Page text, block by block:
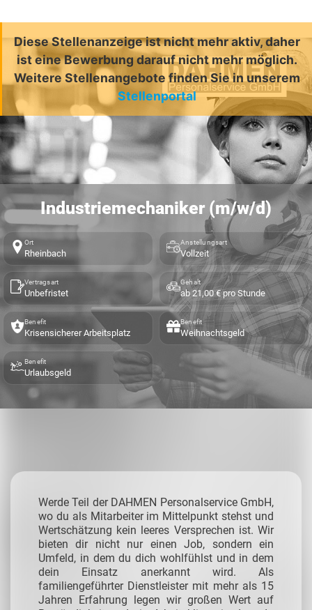
Diese Stellenanzeige ist nicht mehr aktiv, daher
ist eine Bewerbung darauf nicht mehr möglich.
Weitere Stellenangebote finden Sie in unserem
Stellenportal
Industriemechaniker (m/w/d)
Ort
Rheinbach
Anstellungsart
Vollzeit
Vertragsart
Unbefristet
Gehalt
ab 21,00 € pro Stunde
Benefit
Krisensicherer Arbeitsplatz
Benefit
Weihnachtsgeld
Benefit
Urlaubsgeld
Werde Teil der DAHMEN Personalservice GmbH,
wo du als Mitarbeiter im Mittelpunkt stehst und
Wertschätzung kein leeres Versprechen ist. Wir
bieten dir nicht nur einen Job, sondern ein
Umfeld, in dem du dich wohlfühlst und in dem
dein Einsatz anerkannt wird. Als
familiengeführter Dienstleister mit mehr als 15
Jahren Erfahrung legen wir großen Wert auf